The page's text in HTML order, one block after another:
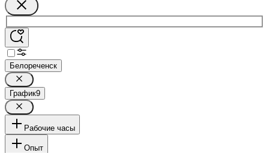
Белореченск
График9
Рабочие часы
Опыт